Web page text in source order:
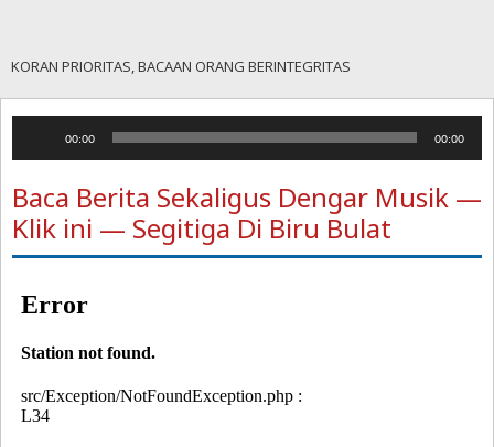
KORAN PRIORITAS, BACAAN ORANG BERINTEGRITAS
00:00 00:00
Baca Berita Sekaligus Dengar Musik —
Klik ini — Segitiga Di Biru Bulat